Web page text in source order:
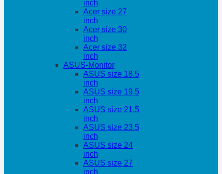
inch
Acer size 27
inch
Acer size 30
inch
Acer size 32
inch
ASUS-Monitor
ASUS size 18.5
inch
ASUS size 19.5
inch
ASUS size 21.5
inch
ASUS size 23.5
inch
ASUS size 24
inch
ASUS size 27
inch